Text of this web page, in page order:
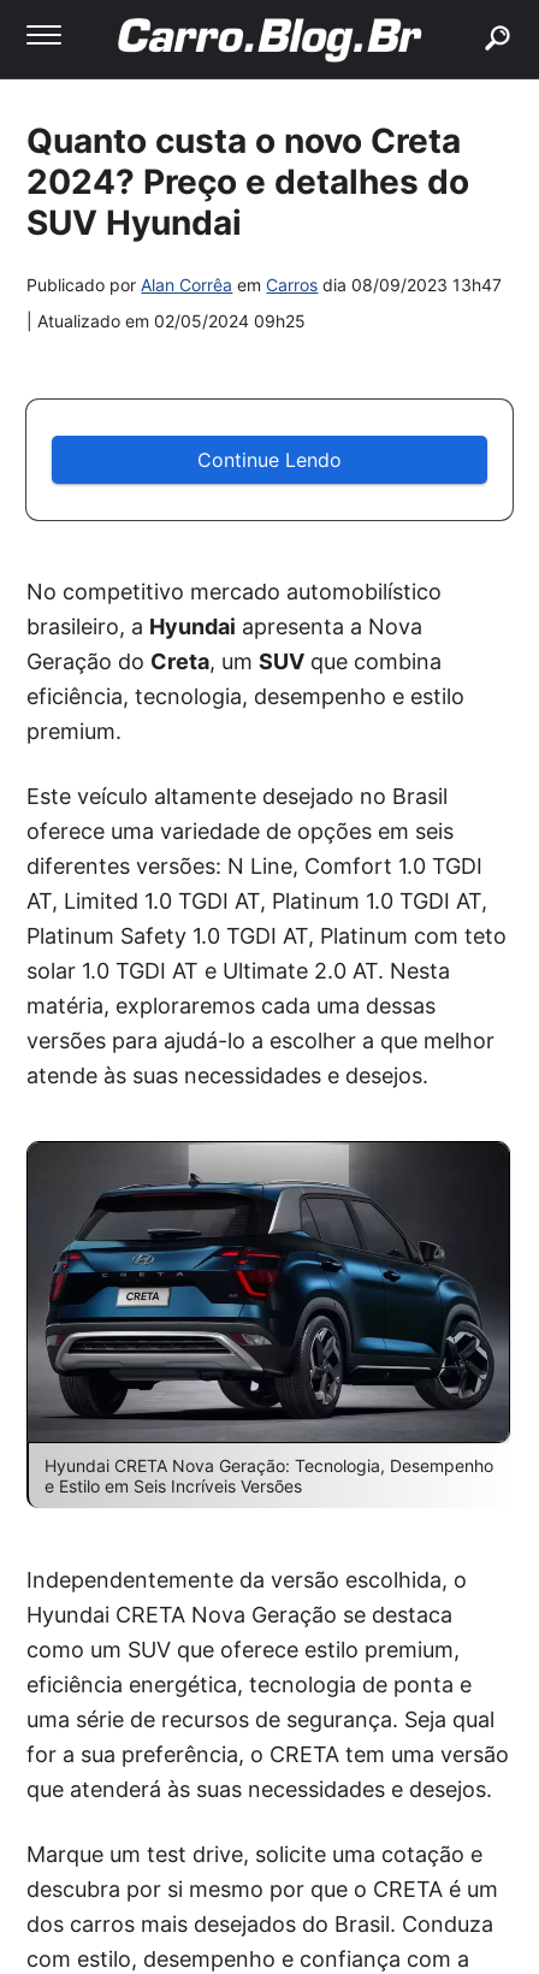
Quanto custa o novo Creta
2024? Preço e detalhes do
SUV Hyundai
Publicado porAlan Corrêa emCarros dia08/09/2023 13h47
| Atualizado em02/05/2024 09h25
Continue Lendo
No competitivo mercado automobilístico
brasileiro, a Hyundai apresenta a Nova
Geração do Creta, umSUV que combina
eficiência, tecnologia, desempenho e estilo
premium.
Este veículo altamente desejado no Brasil
oferece uma variedade de opções em seis
diferentes versões: N Line, Comfort 1.0 TGDI
AT, Limited 1.0 TGDI AT, Platinum 1.0 TGDI AT,
Platinum Safety 1.0 TGDI AT, Platinum com teto
solar 1.0 TGDI AT e Ultimate 2.0 AT. Nesta
matéria, exploraremos cada uma dessas
versões para ajudá-lo a escolher a que melhor
atende às suas necessidades e desejos.
Hyundai CRETA Nova Geração: Tecnologia, Desempenho
e Estilo em Seis Incríveis Versões
Independentemente da versão escolhida, o
Hyundai CRETA Nova Geração se destaca
como um SUV que oferece estilo premium,
eficiência energética, tecnologia de ponta e
uma série de recursos de segurança. Seja qual
for a sua preferência, o CRETA tem uma versão
que atenderá às suas necessidades e desejos.
Marque um test drive, solicite uma cotação e
descubra por si mesmo por que o CRETA é um
dos carros mais desejados do Brasil. Conduza
com estilo, desempenho e confiança com a